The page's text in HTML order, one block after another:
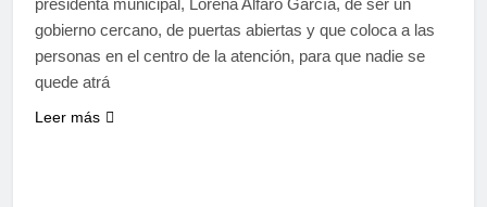
gobierno cercano, de puertas abiertas y que coloca a las
personas en el centro de la atención, para que nadie se
quede atrá
Leer más